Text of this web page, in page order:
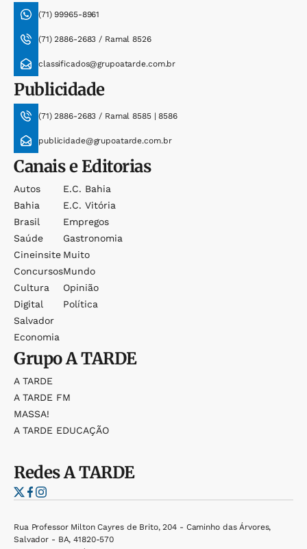
(71) 99965-8961
(71) 2886-2683 / Ramal 8526
classificados@grupoatarde.com.br
Publicidade
(71) 2886-2683 / Ramal 8585 | 8586
publicidade@grupoatarde.com.br
Canais e Editorias
Autos
Bahia
Brasil
Saúde
Cineinsite
Concursos
Cultura
Digital
Salvador
Economia
E.c. Bahia
E.c. Vitória
Empregos
Gastronomia
Muito
Mundo
Opinião
Política
GrupoA TARDE
A TARDE
A TARDE FM
MASSA!
A TARDE EDUCAÇÃO
RedesA TARDE
Rua Professor Milton Cayres de Brito, 204 - Caminho das Árvores,
Salvador - BA, 41820-570